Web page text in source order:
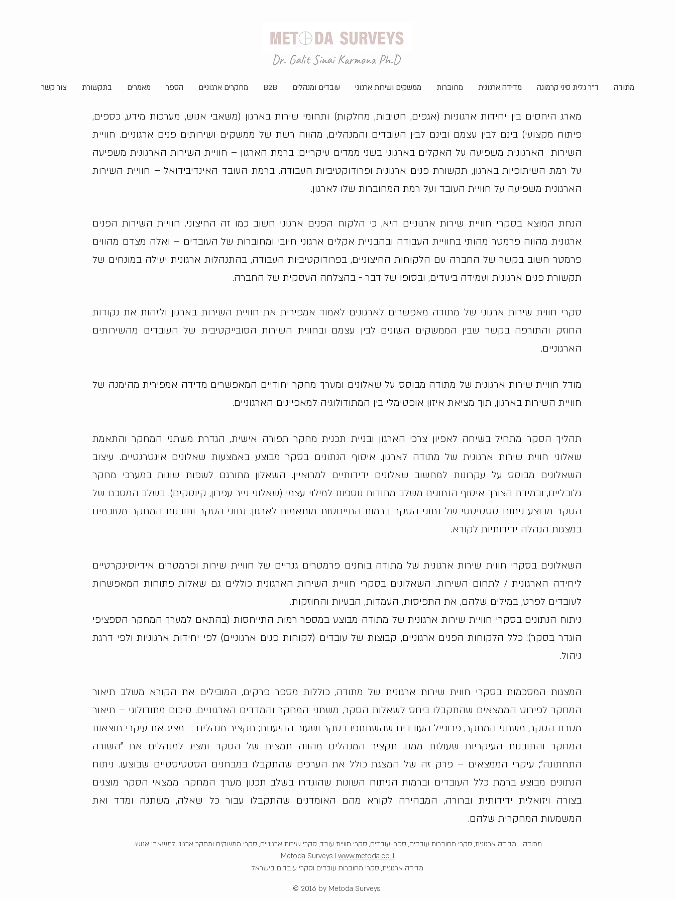
Dr. Galit Sinai Karmona Ph.D
מתודה ד"ר גלית סיני קרמונה מדידה ארגונית מחוברות ממשקים ושירות ארגוני עובדים ומנהלים B2B מחקרים ארגוניים הספר מאמרים בתקשורת צור קשר
מארג היחסים בין יחידות ארגוניות (אגפים, חטיבות, מחלקות) ותחומי שירות בארגון (משאבי אנוש, מערכות מידע, כספים,
פיתוח מקצועי) בינם לבין עצמם ובינם לבין העובדים והמנהלים, מהווה רשת של ממשקים ושירותים פנים ארגוניים. חוויית
השירות הארגונית משפיעה על האקלים בארגוני בשני ממדים עיקריים: ברמת הארגון – חוויית השירות הארגונית משפיעה
על רמת השיתופיות בארגון, תקשורת פנים ארגונית ופרודוקטיביות העבודה. ברמת העובד האינדיבידואל – חוויית השירות
הארגונית משפיעה על חוויית העובד ועל רמת המחוברות שלו לארגון.
הנחת המוצא בסקרי חוויית שירות ארגוניים היא, כי הלקוח הפנים ארגוני חשוב כמו זה החיצוני. חוויית השירות הפנים
ארגונית מהווה פרמטר מהותי בחוויית העבודה ובהבניית אקלים ארגוני חיובי ומחוברות של העובדים – ואלה מצדם מהווים
פרמטר חשוב בקשר של החברה עם הלקוחות החיצוניים, בפרודוקטיביות העבודה, בהתנהלות ארגונית יעילה במונחים של
תקשורת פנים ארגונית ועמידה ביעדים, ובסופו של דבר - בהצלחה העסקית של החברה.
סקרי חווית שירות ארגוני של מתודה מאפשרים לארגונים לאמוד אמפירית את חוויית השירות בארגון ולזהות את נקודות
החוזק והתורפה בקשר שבין הממשקים השונים לבין עצמם ובחווית השירות הסובייקטיבית של העובדים מהשירותים
הארגוניים.
מודל חוויית שירות ארגונית של מתודה מבוסס על שאלונים ומערך מחקר יחודיים המאפשרים מדידה אמפירית מהימנה של
חוויית השירות בארגון, תוך מציאת איזון אופטימלי בין המתודולוגיה למאפיינים הארגוניים.
תהליך הסקר מתחיל בשיחה לאפיון צרכי הארגון ובניית תכנית מחקר תפורה אישית, הגדרת משתני המחקר והתאמת
שאלוני חווית שירות ארגונית של מתודה לארגון. איסוף הנתונים בסקר מבוצע באמצעות שאלונים אינטרנטיים. עיצוב
השאלונים מבוסס על עקרונות למחשוב שאלונים ידידותיים למרואיין. השאלון מתורגם לשפות שונות במערכי מחקר
גלובליים, ובמידת הצורך איסוף הנתונים משלב מתודות נוספות למילוי עצמי (שאלוני נייר עפרון, קיוסקים). בשלב המסכם של
הסקר מבוצע ניתוח סטטיסטי של נתוני הסקר ברמות התייחסות מותאמות לארגון. נתוני הסקר ותובנות המחקר מסוכמים
במצגות הנהלה ידידותיות לקורא.
השאלונים בסקרי חווית שירות ארגונית של מתודה בוחנים פרמטרים גנריים של חוויית שירות ופרמטרים אידיוסינקרטיים
ליחידה הארגונית / לתחום השירות. ​השאלונים בסקרי חוויית השירות הארגונית כוללים גם שאלות פתוחות המאפשרות
לעובדים לפרט, במילים שלהם, את התפיסות, העמדות, הבעיות והחוזקות.
​ניתוח הנתונים בסקרי חוויית שירות ארגונית של מתודה מבוצע במספר רמות התייחסות (בהתאם למערך המחקר הספציפי
הוגדר בסקר): כלל הלקוחות הפנים ארגוניים, קבוצות של עובדים (לקוחות פנים ארגוניים) לפי יחידות ארגוניות ולפי דרגת
ניהול.
המצגות המסכמות בסקרי חווית שירות ארגונית של מתודה, כוללות מספר פרקים, המובילים את הקורא משלב תיאור
המחקר לפירוט הממצאים שהתקבלו ביחס לשאלות הסקר, משתני המחקר והמדדים הארגוניים. סיכום מתודולוגי – תיאור
מטרת הסקר, משתני המחקר, פרופיל העובדים שהשתתפו בסקר ושעור ההיענות; תקציר מנהלים – מציג את עיקרי תוצאות
המחקר והתובנות העיקריות שעולות ממנו. תקציר המנהלים מהווה תמצית של הסקר ומציג למנהלים את "השורה
התחתונה"; עיקרי הממצאים – פרק זה של המצגת כולל את הערכים שהתקבלו במבחנים הסטטיסטיים שבוצעו. ניתוח
הנתונים מבוצע ברמת כלל העובדים וברמות הניתוח השונות שהוגדרו בשלב תכנון מערך המחקר. ממצאי הסקר מוצגים
בצורה ויזואלית ידידותית וברורה, המבהירה לקורא מהם האומדנים שהתקבלו עבור כל שאלה, משתנה ומדד ואת
המשמעות המחקרית שלהם.
מתודה - מדידה ארגונית, סקרי מחוברות עובדים, סקרי עובדים, סקרי חוויית עובד, סקרי שירות ארגוניים, סקרי ממשקים ומחקר ארגוני למשאבי אנוש.
Metoda Surveys I www.metoda.co.il
© 2016 by Metoda Surveys